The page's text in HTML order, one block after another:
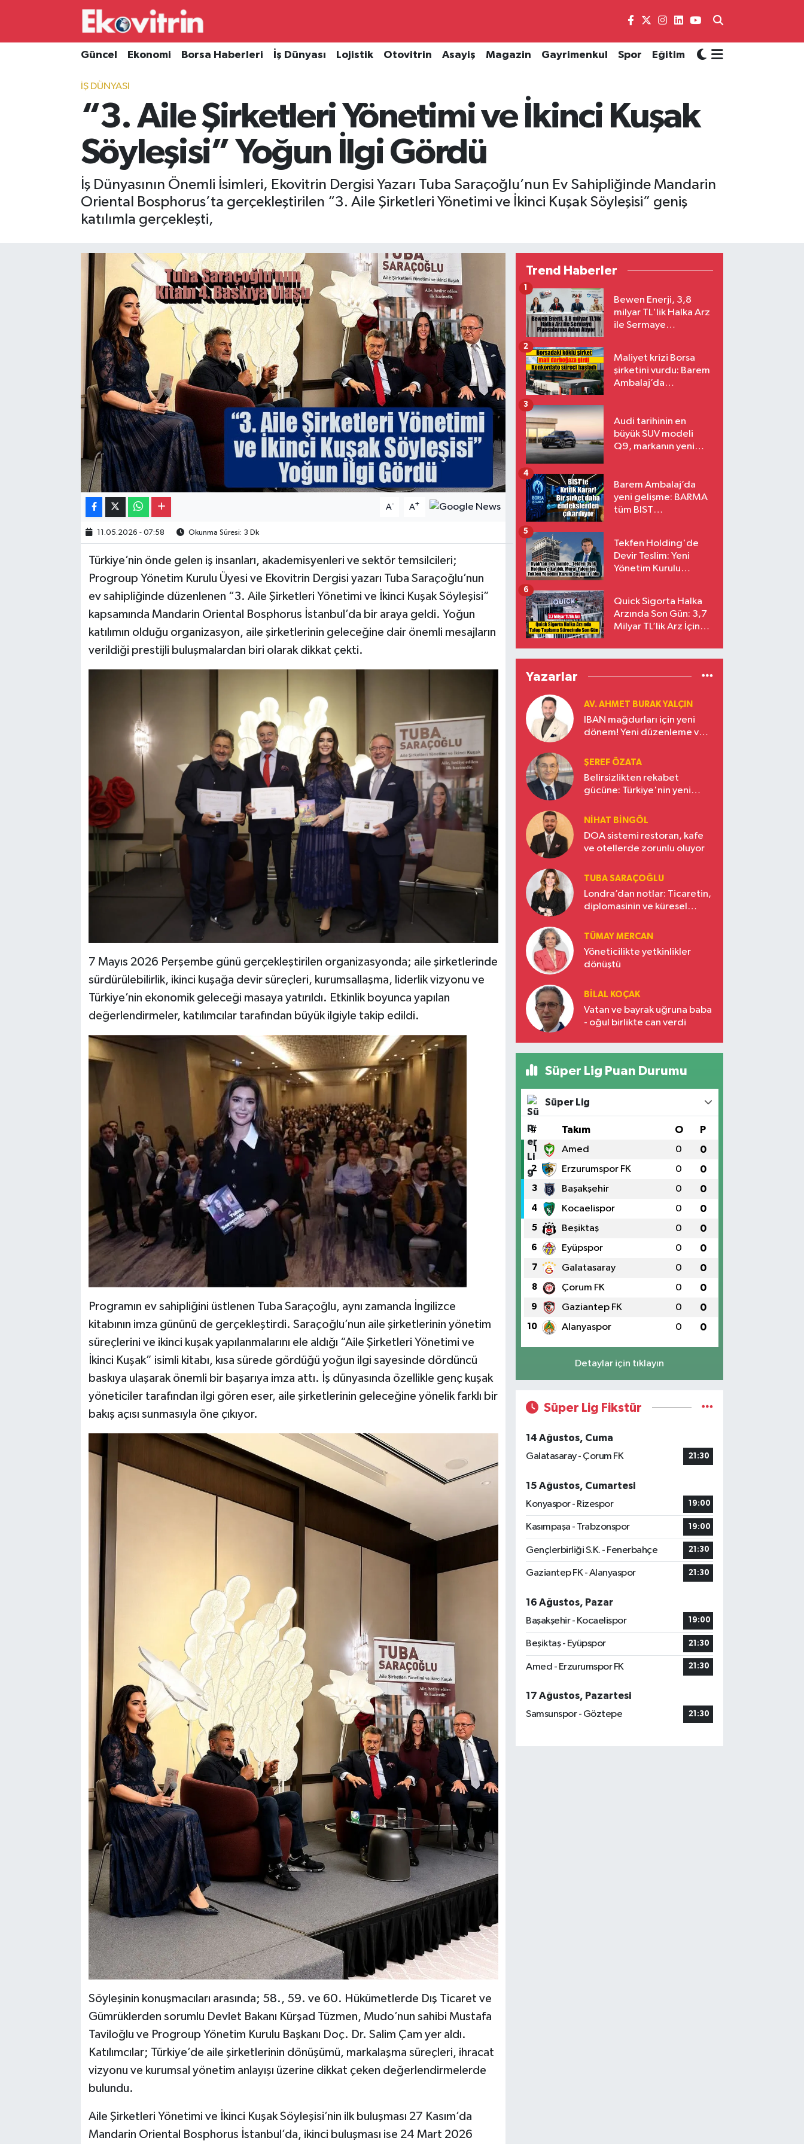
Güncel Ekonomi Borsa Haberleri İş Dünyası Lojistik Otovitrin Asayiş Magazin Gayrimenkul Spor Eğitim
İŞ DÜNYASI
“3. Aile Şirketleri Yönetimi ve İkinci Kuşak
Söyleşisi” Yoğun İlgi Gördü
İş Dünyasının Önemli İsimleri, Ekovitrin Dergisi Yazarı Tuba Saraçoğlu’nun Ev Sahipliğinde Mandarin
Oriental Bosphorus’ta gerçekleştirilen “3. Aile Şirketleri Yönetimi ve İkinci Kuşak Söyleşisi” geniş
katılımla gerçekleşti,
A- A+
11.05.2026 - 07:58 Okunma Süresi: 3 Dk
Türkiye’nin önde gelen iş insanları, akademisyenleri ve sektör temsilcileri;
Progroup Yönetim Kurulu Üyesi ve Ekovitrin Dergisi yazarı Tuba Saraçoğlu’nun
ev sahipliğinde düzenlenen “3. Aile Şirketleri Yönetimi ve İkinci Kuşak Söyleşisi”
kapsamında Mandarin Oriental Bosphorus İstanbul’da bir araya geldi. Yoğun
katılımın olduğu organizasyon, aile şirketlerinin geleceğine dair önemli mesajların
verildiği prestijli buluşmalardan biri olarak dikkat çekti.
7 Mayıs 2026 Perşembe günü gerçekleştirilen organizasyonda; aile şirketlerinde
sürdürülebilirlik, ikinci kuşağa devir süreçleri, kurumsallaşma, liderlik vizyonu ve
Türkiye’nin ekonomik geleceği masaya yatırıldı. Etkinlik boyunca yapılan
değerlendirmeler, katılımcılar tarafından büyük ilgiyle takip edildi.
Programın ev sahipliğini üstlenen Tuba Saraçoğlu, aynı zamanda İngilizce
kitabının imza gününü de gerçekleştirdi. Saraçoğlu’nun aile şirketlerinin yönetim
süreçlerini ve ikinci kuşak yapılanmalarını ele aldığı “Aile Şirketleri Yönetimi ve
İkinci Kuşak” isimli kitabı, kısa sürede gördüğü yoğun ilgi sayesinde dördüncü
baskıya ulaşarak önemli bir başarıya imza attı. İş dünyasında özellikle genç kuşak
yöneticiler tarafından ilgi gören eser, aile şirketlerinin geleceğine yönelik farklı bir
bakış açısı sunmasıyla öne çıkıyor.
Söyleşinin konuşmacıları arasında; 58., 59. ve 60. Hükümetlerde Dış Ticaret ve
Gümrüklerden sorumlu Devlet Bakanı Kürşad Tüzmen, Mudo’nun sahibi Mustafa
Taviloğlu ve Progroup Yönetim Kurulu Başkanı Doç. Dr. Salim Çam yer aldı.
Katılımcılar; Türkiye’de aile şirketlerinin dönüşümü, markalaşma süreçleri, ihracat
vizyonu ve kurumsal yönetim anlayışı üzerine dikkat çeken değerlendirmelerde
bulundu.
Aile Şirketleri Yönetimi ve İkinci Kuşak Söyleşisi’nin ilk buluşması 27 Kasım’da
Mandarin Oriental Bosphorus İstanbul’da, ikinci buluşması ise 24 Mart 2026
Trend Haberler
Bewen Enerji, 3,8
milyar TL'lik Halka Arz
ile Sermaye
Maliyet krizi Borsa
şirketini vurdu: Barem
Ambalaj’da
2
Audi tarihinin en
büyük SUV modeli
Q9, markanın yeni
3
Barem Ambalaj’da
yeni gelişme: BARMA
tüm BIST
4
Tekfen Holding'de
Devir Teslim: Yeni
Yönetim Kurulu
5
Quick Sigorta Halka
Arzında Son Gün: 3,7
Milyar TL’lik Arz İçin
Eriyor
6
Yazarlar
AV. AHMET BURAK YALÇIN
IBAN mağdurları için yeni
dönem! Yeni düzenleme ve
ŞEREF ÖZATA
Belirsizlikten rekabet
gücüne: Türkiye'nin yeni
NIHAT BINGÖL
DOA sistemi restoran, kafe
ve otellerde zorunlu oluyor
TUBA SARAÇOĞLU
Londra’dan notlar: Ticaretin,
diplomasinin ve küresel
Türkiye’nin yükselen gücü
TÜMAY MERCAN
Yöneticilikte yetkinlikler
dönüştü
BILAL KOÇAK
Vatan ve bayrak uğruna baba
- oğul birlikte can verdi
Süper Lig Puan Durumu
Süper Lig
# Takım O P
1 Amed 0 0
2 Erzurumspor FK 0 0
3 Başakşehir 0 0
4 Kocaelispor 0 0
5 Beşiktaş 0 0
6 Eyüpspor 0 0
7 Galatasaray 0 0
8 Çorum FK 0 0
9 Gaziantep FK 0 0
10 Alanyaspor 0 0
Detaylar için tıklayın
Süper Lig Fikstür
14 Ağustos, Cuma
Galatasaray - Çorum FK
21:30
15 Ağustos, Cumartesi
Konyaspor - Rizespor
19:00
Kasımpaşa - Trabzonspor 19:00
Gençlerbirliği S.K. - Fenerbahçe 21:30
Gaziantep FK - Alanyaspor 21:30
16 Ağustos, Pazar
Başakşehir - Kocaelispor
19:00
Beşiktaş - Eyüpspor 21:30
Amed - Erzurumspor FK 21:30
17 Ağustos, Pazartesi
Samsunspor - Göztepe
21:30
Güncel
Borsa Haberleri
Gayrimenkul
Hava Durumu
Süper Lig Puan Durumu ve Fikstür
Tüm Manşetler
Son Dakika Haberleri
Haber Arşivi